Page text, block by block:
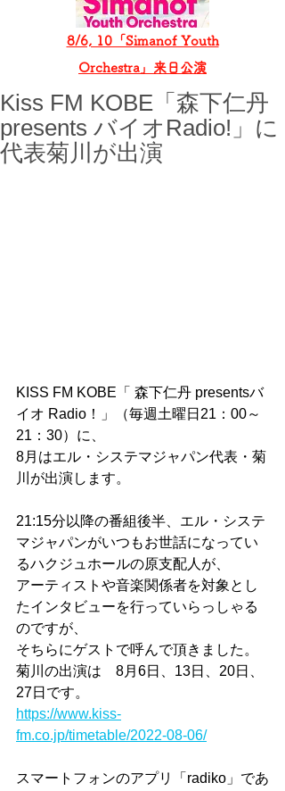
8/6, 10「Simanof Youth
Orchestra」来日公演
Kiss FM KOBE「森下仁丹
presents バイオRadio!」に
代表菊川が出演
KISS FM KOBE「 森下仁丹 presentsバ
イオ Radio！」（毎週土曜日21：00～
21：30）に、
8月はエル・システマジャパン代表・菊
川が出演します。
21:15分以降の番組後半、エル・システ
マジャパンがいつもお世話になってい
るハクジュホールの原支配人が、
アーティストや音楽関係者を対象とし
たインタビューを行っていらっしゃる
のですが、
そちらにゲストで呼んで頂きました。
菊川の出演は　8月6日、13日、20日、
27日です。
https://www.kiss-
fm.co.jp/timetable/2022-08-06/
スマートフォンのアプリ「radiko」であ